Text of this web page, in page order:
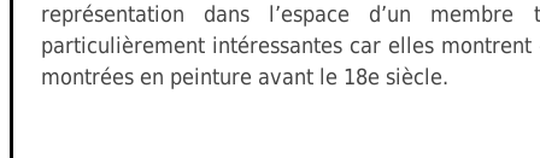
représentation dans l’espace d’un
particulièrement intéressantes car elles
montrées en peinture avant le 18e siècle.